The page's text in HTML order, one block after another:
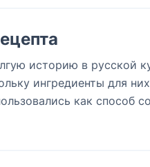
историю в русской
ингредиенты для
как способ